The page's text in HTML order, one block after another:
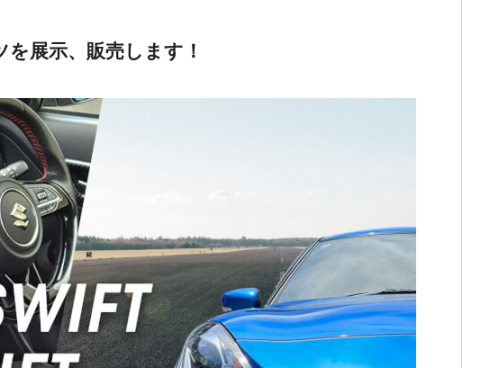
展示、販売します！